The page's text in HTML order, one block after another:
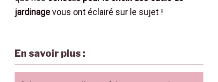
jardinagevous ont éclairé sur le sujet !
En savoir plus :